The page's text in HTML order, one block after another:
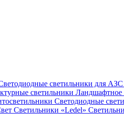
светильники для АЗС
светильники Ландшафтное
Светодиодные
Светильники «Ledel»